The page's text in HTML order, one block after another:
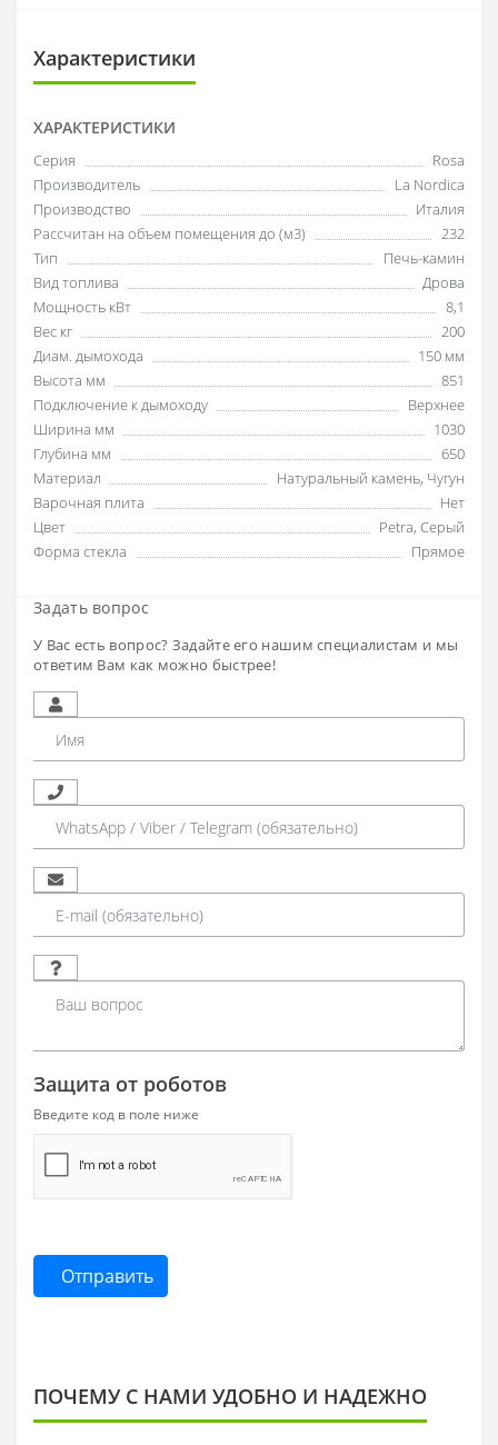
Характеристики
ХАРАКТЕРИСТИКИ
Серия
Rosa
Производитель
La Nordica
Производство
Италия
Рассчитан на объем помещения до (м3)
232
Тип
Печь-камин
Вид топлива
Дрова
Мощность кВт
8,1
Вес кг
200
Диам. дымохода
150 мм
Высота мм
851
Подключение к дымоходу
Верхнее
Ширина мм
1030
Глубина мм
650
Материал
Натуральный камень, Чугун
Варочная плита
Нет
Цвет
Petra, Серый
Форма стекла
Прямое
Задать вопрос
У Вас есть вопрос? Задайте его нашим специалистам и мы
ответим Вам как можно быстрее!
Защита от роботов
Введите код в поле ниже
Отправить
ПОЧЕМУ С НАМИ УДОБНО И НАДЕЖНО